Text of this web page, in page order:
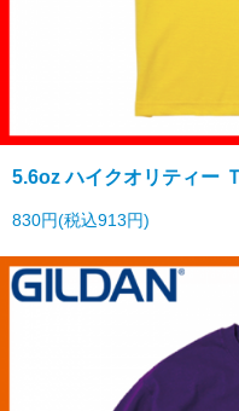
5.6oz ハイクオリティー
830円(税込913円)